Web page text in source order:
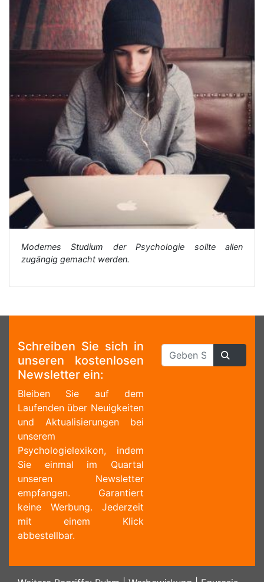
Modernes Studium der Psychologie sollte allen
zugängig gemacht werden.
Schreiben Sie sich in
unseren kostenlosen
Newsletter ein:
Bleiben Sie auf dem
Laufenden über Neuigkeiten
und Aktualisierungen bei
unserem
Psychologielexikon, indem
Sie einmal im Quartal
unseren Newsletter
empfangen. Garantiert
keine Werbung. Jederzeit
mit einem Klick
abbestellbar.